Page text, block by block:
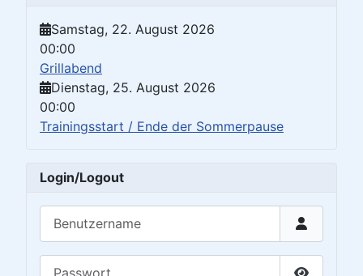
Samstag, 22. August 2026
00:00
Grillabend
Dienstag, 25. August 2026
00:00
Trainingsstart / Ende der Sommerpause
Login/Logout